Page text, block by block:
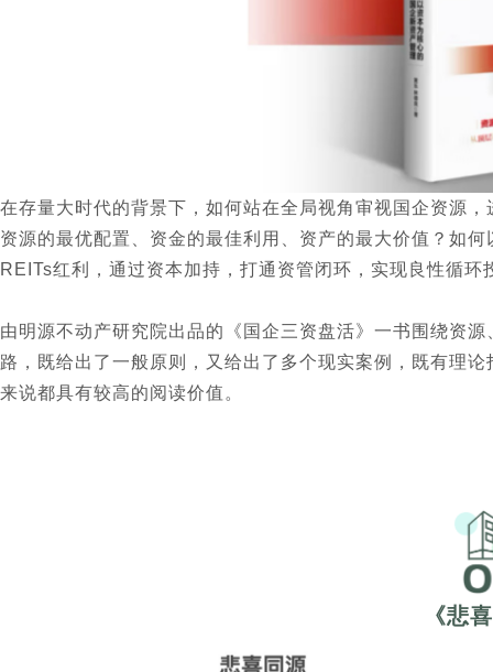
在存量大时代的背景下，如何站在全局视角审视国企资源
资源的最优配置、资金的最佳利用、资产的最大价值？如
REITs红利，通过资本加持，打通资管闭环，实现良性循
由明源不动产研究院出品的《国企三资盘活》一书围绕资
路，既给出了一般原则，又给出了多个现实案例，既有理
来说都具有较高的阅读价值。
《悲